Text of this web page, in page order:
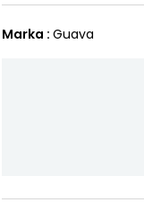
Marka : Guava